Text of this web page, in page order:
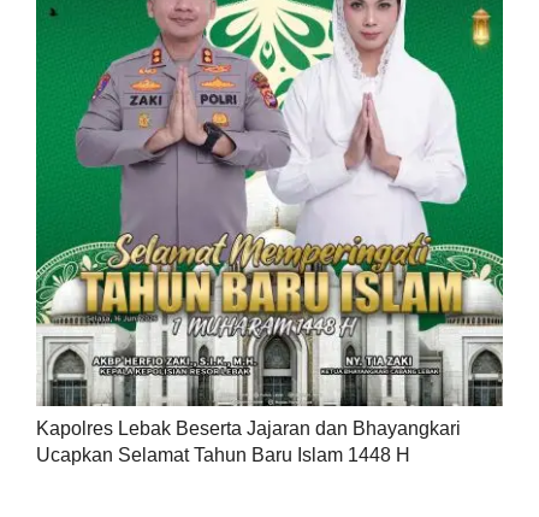
Kapolres Lebak Beserta Jajaran dan Bhayangkari
Ucapkan Selamat Tahun Baru Islam 1448 H